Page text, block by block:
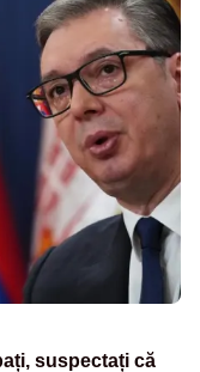
suspectați că